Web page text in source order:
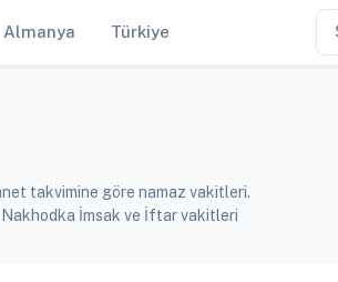
Almanya Türkiye
takvimine göre namaz vakitleri.
Nakhodka İmsak ve İftar vakitleri